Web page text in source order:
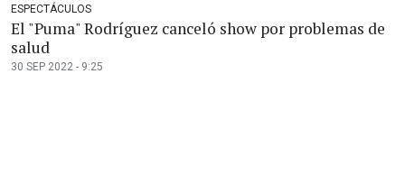
ESPECTÁCULOS
El "Puma" Rodríguez canceló show por problemas de
salud
30 SEP 2022 - 9:25